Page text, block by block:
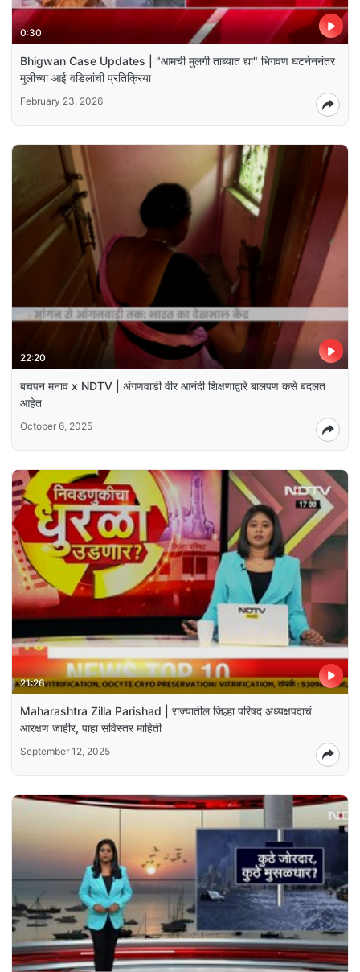
0:30
Bhigwan Case Updates | "आमची मुलगी ताब्यात द्या" भिगवण घटनेननंतर
मुलीच्या आई वडिलांची प्रतिक्रिया
February 23, 2026
22:20
बचपन मनाव x NDTV | अंगणवाडी वीर आनंदी शिक्षणाद्वारे बालपण कसे बदलत
आहेत
October 6, 2025
21:26
Maharashtra Zilla Parishad | राज्यातील जिल्हा परिषद अध्यक्षपदाचं
आरक्षण जाहीर, पाहा सविस्तर माहिती
September 12, 2025